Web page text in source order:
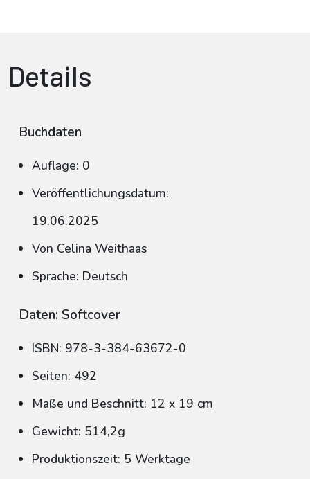
Details
Buchdaten
Auflage: 0
Veröffentlichungsdatum:
19.06.2025
Von Celina Weithaas
Sprache: Deutsch
Daten: Softcover
ISBN: 978-3-384-63672-0
Seiten: 492
Maße und Beschnitt: 12 x 19 cm
Gewicht: 514,2g
Produktionszeit: 5 Werktage